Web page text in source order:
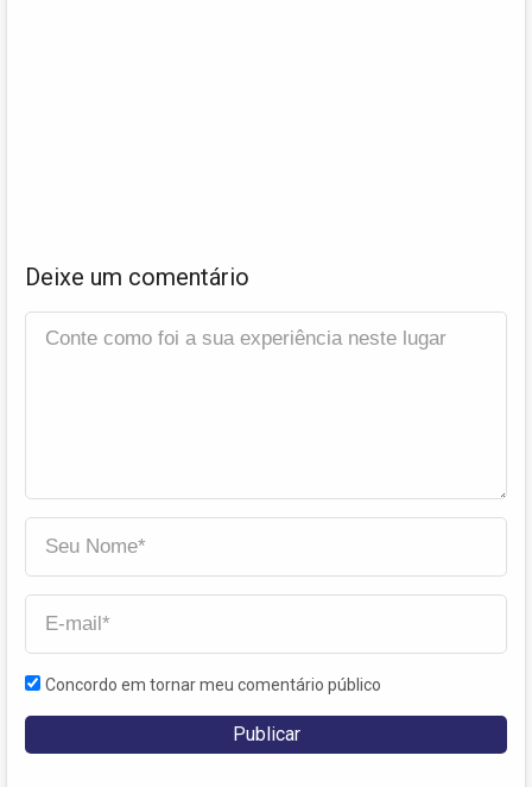
Deixe um comentário
Concordo em tornar meu comentário público